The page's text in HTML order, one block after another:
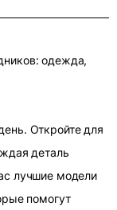
одежда,
Откройте для
деталь
лучшие модели
помогут